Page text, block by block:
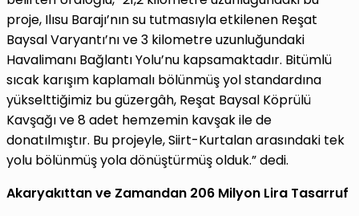
proje, Ilısu Barajı’nın su tutmasıyla etkilenen Reşat
Baysal Varyantı’nı ve 3 kilometre uzunluğundaki
Havalimanı Bağlantı Yolu’nu kapsamaktadır. Bitümlü
sıcak karışım kaplamalı bölünmüş yol standardına
yükselttiğimiz bu güzergâh, Reşat Baysal Köprülü
Kavşağı ve 8 adet hemzemin kavşak ile de
donatılmıştır. Bu projeyle, Siirt-Kurtalan arasındaki tek
yolu bölünmüş yola dönüştürmüş olduk.” dedi.
Akaryakıttan ve Zamandan 206 Milyon Lira Tasarruf